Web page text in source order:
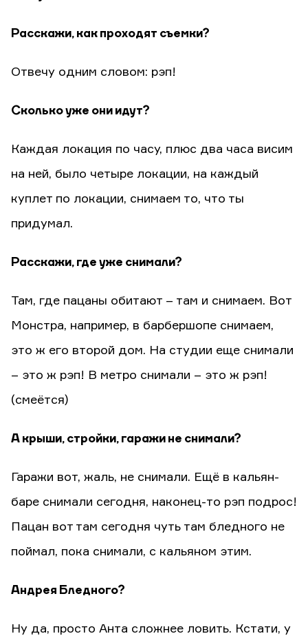
Расскажи, как проходят съемки?
Отвечу одним словом: рэп!
Сколько уже они идут?
Каждая локация по часу, плюс два часа висим
на ней, было четыре локации, на каждый
куплет по локации, снимаем то, что ты
придумал.
Расскажи, где уже снимали?
Там, где пацаны обитают – там и снимаем. Вот
Монстра, например, в барбершопе снимаем,
это ж его второй дом. На студии еще снимали
– это ж рэп! В метро снимали – это ж рэп!
(смеётся)
А крыши, стройки, гаражи не снимали?
Гаражи вот, жаль, не снимали. Ещё в кальян-
баре снимали сегодня, наконец-то рэп подрос!
Пацан вот там сегодня чуть там бледного не
поймал, пока снимали, с кальяном этим.
Андрея Бледного?
Ну да, просто Анта сложнее ловить. Кстати, у